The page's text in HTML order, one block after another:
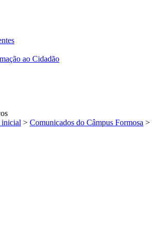
ao Cidadão
inicial > Comunicados do Câmpus Formosa >